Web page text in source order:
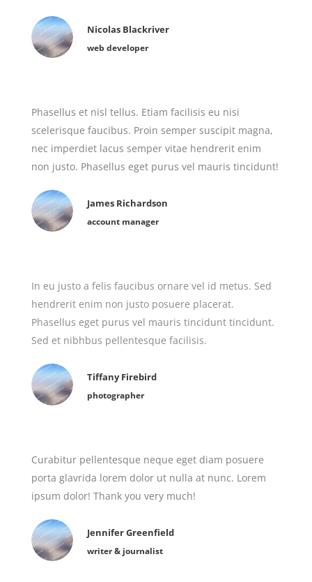
Nicolas Blackriver
web developer
Phasellus et nisl tellus. Etiam facilisis eu nisi
scelerisque faucibus. Proin semper suscipit magna,
nec imperdiet lacus semper vitae hendrerit enim
non justo. Phasellus eget purus vel mauris tincidunt!
James Richardson
account manager
In eu justo a felis faucibus ornare vel id metus. Sed
hendrerit enim non justo posuere placerat.
Phasellus eget purus vel mauris tincidunt tincidunt.
Sed et nibhbus pellentesque facilisis.
Tiffany Firebird
photographer
Curabitur pellentesque neque eget diam posuere
porta glavrida lorem dolor ut nulla at nunc. Lorem
ipsum dolor! Thank you very much!
Jennifer Greenfield
writer & journalist